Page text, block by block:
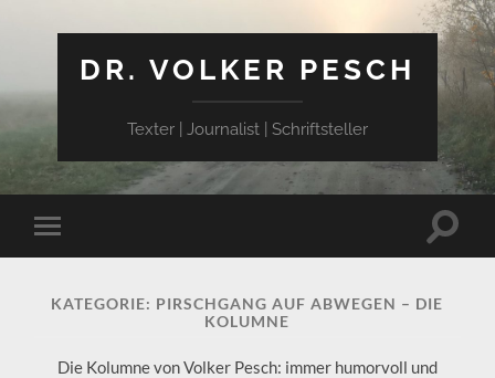
DR. VOLKER PESCH
Texter | Journalist | Schriftsteller
Mobile-
Menü
KATEGORIE: PIRSCHGANG AUF ABWEGEN – DIE
KOLUMNE
Die Kolumne von Volker Pesch: immer humorvoll und